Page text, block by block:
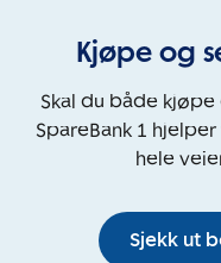
Kjøpe og
Skal du både
SpareBank 1
hele
Sjekk ut